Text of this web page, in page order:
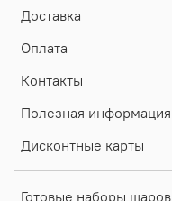
Доставка
Оплата
Контакты
Полезная информация
Дисконтные карты
Готовые наборы шаров